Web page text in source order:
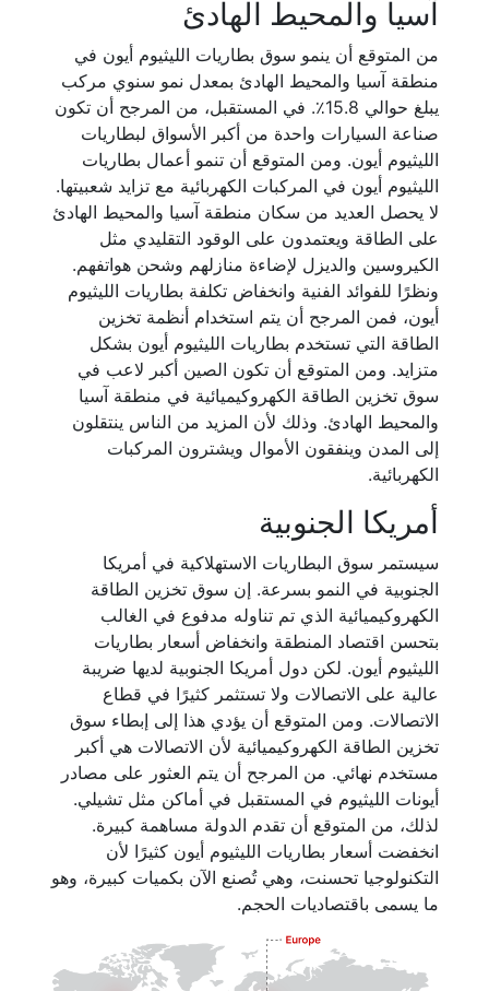
آسيا والمحيط الهادئ
من المتوقع أن ينمو سوق بطاريات الليثيوم أيون في
منطقة آسيا والمحيط الهادئ بمعدل نمو سنوي مركب
يبلغ حوالي 15.8٪. في المستقبل، من المرجح أن تكون
صناعة السيارات واحدة من أكبر الأسواق لبطاريات
الليثيوم أيون. ومن المتوقع أن تنمو أعمال بطاريات
الليثيوم أيون في المركبات الكهربائية مع تزايد شعبيتها.
لا يحصل العديد من سكان منطقة آسيا والمحيط الهادئ
على الطاقة ويعتمدون على الوقود التقليدي مثل
الكيروسين والديزل لإضاءة منازلهم وشحن هواتفهم.
ونظرًا للفوائد الفنية وانخفاض تكلفة بطاريات الليثيوم
أيون، فمن المرجح أن يتم استخدام أنظمة تخزين
الطاقة التي تستخدم بطاريات الليثيوم أيون بشكل
متزايد. ومن المتوقع أن تكون الصين أكبر لاعب في
سوق تخزين الطاقة الكهروكيميائية في منطقة آسيا
والمحيط الهادئ. وذلك لأن المزيد من الناس ينتقلون
إلى المدن وينفقون الأموال ويشترون المركبات
الكهربائية.
أمريكا الجنوبية
سيستمر سوق البطاريات الاستهلاكية في أمريكا
الجنوبية في النمو بسرعة. إن سوق تخزين الطاقة
الكهروكيميائية الذي تم تناوله مدفوع في الغالب
بتحسن اقتصاد المنطقة وانخفاض أسعار بطاريات
الليثيوم أيون. لكن دول أمريكا الجنوبية لديها ضريبة
عالية على الاتصالات ولا تستثمر كثيرًا في قطاع
الاتصالات. ومن المتوقع أن يؤدي هذا إلى إبطاء سوق
تخزين الطاقة الكهروكيميائية لأن الاتصالات هي أكبر
مستخدم نهائي. من المرجح أن يتم العثور على مصادر
أيونات الليثيوم في المستقبل في أماكن مثل تشيلي.
لذلك، من المتوقع أن تقدم الدولة مساهمة كبيرة.
انخفضت أسعار بطاريات الليثيوم أيون كثيرًا لأن
التكنولوجيا تحسنت، وهي تُصنع الآن بكميات كبيرة، وهو
ما يسمى باقتصاديات الحجم.